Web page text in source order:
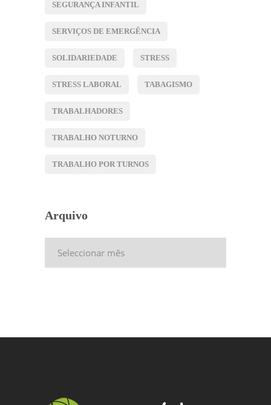
SEGURANÇA INFANTIL
SERVIÇOS DE EMERGÊNCIA
SOLIDARIEDADE STRESS
STRESS LABORAL TABAGISMO
TRABALHADORES
TRABALHO NOTURNO
TRABALHO POR TURNOS
Arquivo